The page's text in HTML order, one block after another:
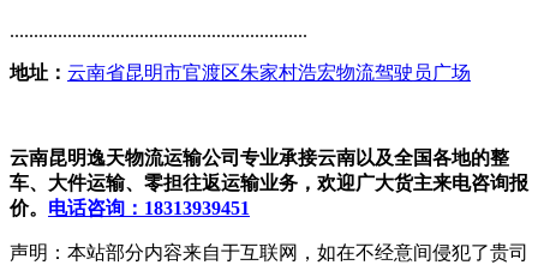
..............................................................
地址： 云南省昆明市官渡区朱家村浩宏物流驾驶员广场
云南昆明逸天物流运输公司专业承接云南以及全国各地的整
车、大件运输、零担往返运输业务，欢迎广大货主来电咨询报
价。 电话咨询：18313939451
声明：本站部分内容来自于互联网，如在不经意间侵犯了贵司